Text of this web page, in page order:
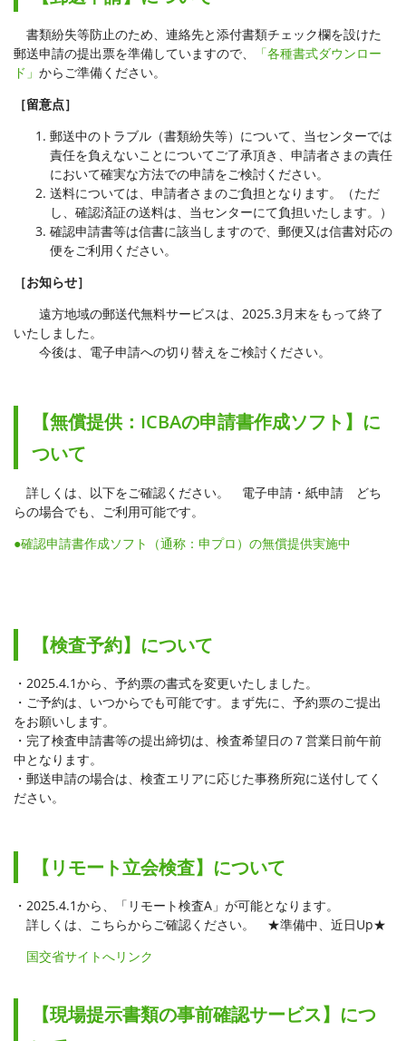
書類紛失等防止のため、連絡先と添付書類チェック欄を設けた
郵送申請の提出票を準備していますので、
「各種書式ダウンロー
ド」 からご準備ください。
［留意点］
郵送中のトラブル（書類紛失等）について、当センターでは
責任を負えないことについてご了承頂き、申請者さまの責任
において確実な方法での申請をご検討ください。
送料については、申請者さまのご負担となります。（ただ
し、確認済証の送料は、当センターにて負担いたします。）
確認申請書等は信書に該当しますので、郵便又は信書対応の
便をご利用ください。
［お知らせ］
遠方地域の郵送代無料サービスは、2025.3月末をもって終了
いたしました。
今後は、電子申請への切り替えをご検討ください。
【無償提供：ICBAの申請書作成ソフト】に
ついて
詳しくは、以下をご確認ください。 電子申請・紙申請 どち
らの場合でも、ご利用可能です。
●確認申請書作成ソフト（通称：申プロ）の無償提供実施中
【検査予約】について
・2025.4.1から、予約票の書式を変更いたしました。
・ご予約は、いつからでも可能です。まず先に、予約票のご提出
をお願いします。
・完了検査申請書等の提出締切は、検査希望日の７営業日前午前
中となります。
・郵送申請の場合は、検査エリアに応じた事務所宛に送付してく
ださい。
【リモート立会検査】について
・2025.4.1から、「リモート検査A」が可能となります。
詳しくは、こちらからご確認ください。 ★準備中、近日Up★
国交省サイトへリンク
【現場提示書類の事前確認サービス】につ